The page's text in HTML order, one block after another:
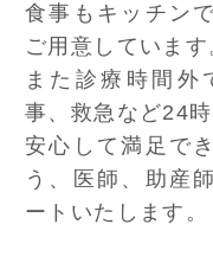
食事もキッチン
ご用意しています
また診療時間外
事、救急など24
安心して満足で
う、医師、助産
ートいたします。